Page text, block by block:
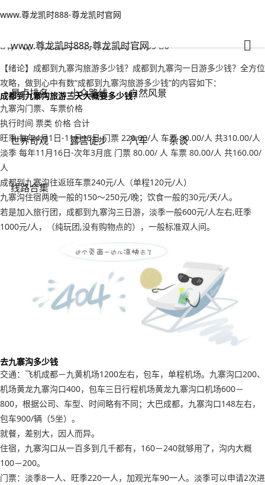
www.尊龙凯时888-尊龙凯时官网
www.尊龙凯时888-尊龙凯时官网
景点排名 小众路线 自然风景
世界奇观 露营徒步 汽车 杂谈
线路合集
www.尊龙凯时888-尊龙凯时官网
成都到九寨沟旅游多少钱？成都到九寨沟一日游多少钱-www.尊龙凯时
有一说一 2022年09月14日 18:24 135
0
【绪论】成都到九寨沟旅游多少钱？成都到九寨沟一日游多少钱？全方位
攻略，做到心中有数“成都到九寨沟旅游多少钱”的内容如下：
成都到九寨沟旅游三天大概要多少钱？
九寨沟门票、车票价格
执行时间 票类 价格 合计
旺季 每年4月1日-11月15日 门票 220.00/人 车票 90.00/人 共310.00/人
淡季 每年11月16日-次年3月底 门票 80.00/ 人 车票 80.00/人 共160.00/
人
成都到九寨沟往返班车票240元/人（单程120元/人）
九寨沟住宿两晚一般的150～250元/晚；饮食一般的30元/天/人。
若是加入旅行团，成都到九寨沟三日游，淡季一般600元/人左右,旺季
1000元/人，（纯玩团,没有购物点的），一般标准双人间。
去九寨沟多少钱
交通：飞机成都－九黄机场1200左右，包车，单程机场。九寨沟口200、
机场黄龙九寨沟口400，包车三日行程机场黄龙九寨沟口机场600－
800，根据公司、车型、时间略有不同；大巴成都，九寨沟口148左右，
包车900/辆（5坐）。
就餐，差别大，因人而异。
住宿，九寨沟口从一百多到几千都有，160－240就够用了，沟内大概
100－200。
门票：淡季8一人、旺季220一人，加观光车90一人。淡季可以申请2次进